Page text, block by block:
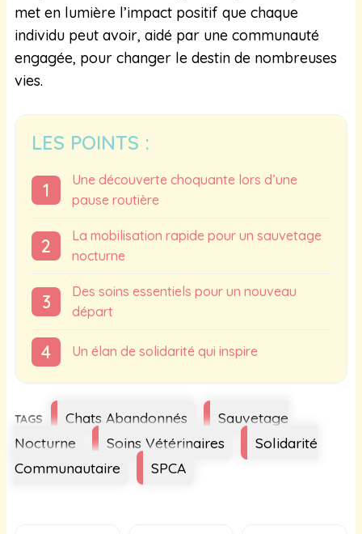
met en lumière l’impact positif que chaque
individu peut avoir, aidé par une communauté
engagée, pour changer le destin de nombreuses
vies.
LES POINTS :
Une découverte choquante lors d’une
pause routière
La mobilisation rapide pour un sauvetage
nocturne
Des soins essentiels pour un nouveau
départ
Un élan de solidarité qui inspire
Étiquettes
Chats Abandonnés
Sauvetage
Nocturne
Soins Vétérinaires
Solidarité
Communautaire
SPCA